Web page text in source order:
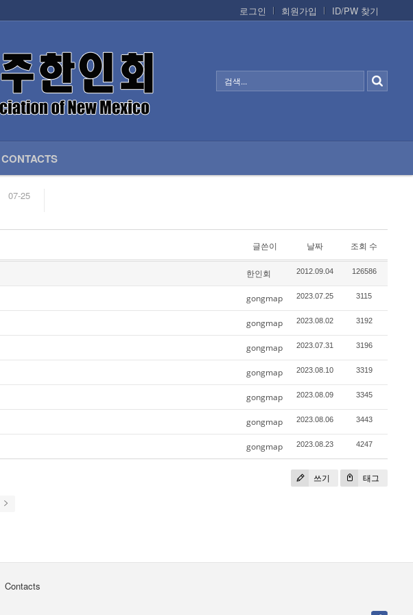
로그인
회원가입 ID/PW 찾기
CONTACTS
07-25
02-20
07-25
글쓴이 날짜 조회 수
한인회 2012.09.04 126586
gongmap 2023.07.25 3115
gongmap 2023.08.02 3192
gongmap 2023.07.31 3196
gongmap 2023.08.10 3319
gongmap 2023.08.09 3345
gongmap 2023.08.06 3443
gongmap 2023.08.23 4247
쓰기 태그
Contacts